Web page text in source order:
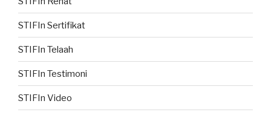
STIFIn Sertifikat
STIFIn Telaah
STIFIn Testimoni
STIFIn Video